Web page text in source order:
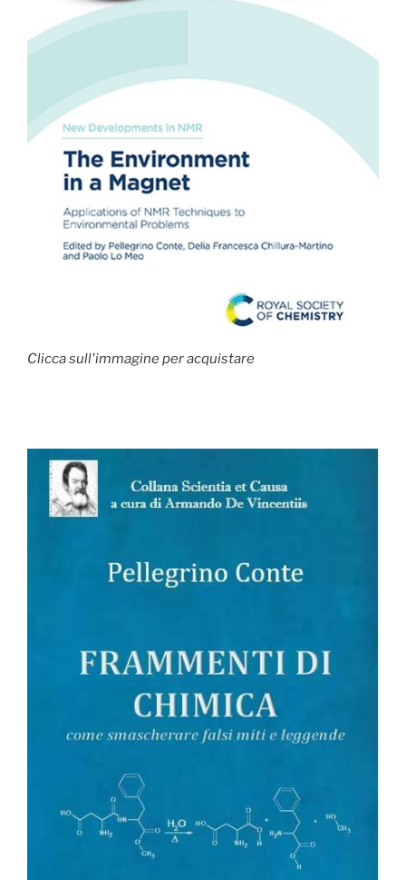
Clicca sull'immagine per acquistare